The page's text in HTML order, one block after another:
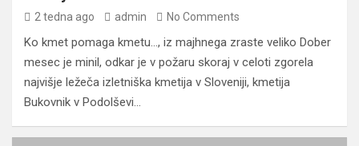
2 tedna ago admin No Comments
Ko kmet pomaga kmetu…, iz majhnega zraste veliko Dober
mesec je minil, odkar je v požaru skoraj v celoti zgorela
najvišje ležeča izletniška kmetija v Sloveniji, kmetija
Bukovnik v Podolševi…